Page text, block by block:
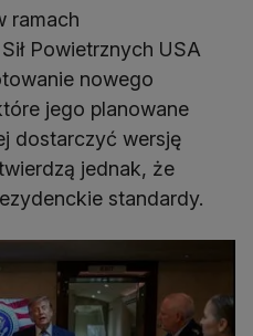
ramach
Powietrznych USA
nowego
jego planowane
dostarczyć wersję
jednak, że
standardy.